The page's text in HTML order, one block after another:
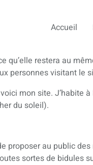
Accueil
qu’elle restera au
personnes visitant le
mon site. J’habite
du soleil).
proposer au public
sortes de bidules